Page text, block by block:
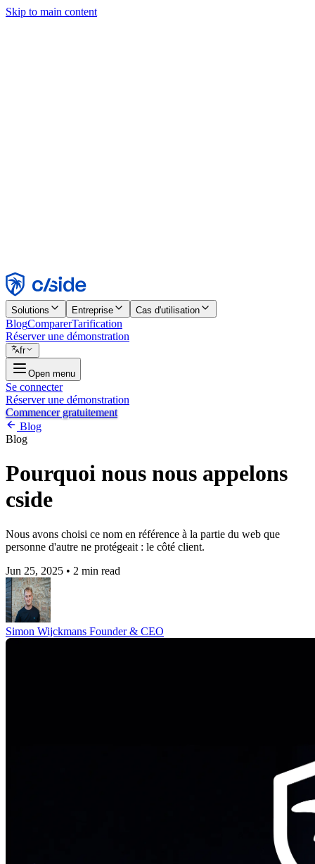
Skip to main content
Rejeter
Solutions Entreprise Cas d'utilisation
BlogComparerTarification
Réserver une démonstration
fr
Open menu
Se connecter
Réserver une démonstration
Commencer gratuitement
Blog
Blog
Pourquoi nous nous appelons
cside
Nous avons choisi ce nom en référence à la partie du web que
personne d'autre ne protégeait : le côté client.
Jun 25, 2025 • 2 min read
Simon Wijckmans Founder & CEO